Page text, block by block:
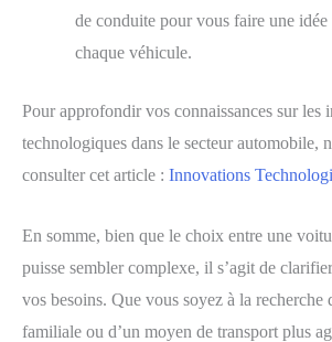
de conduite pour vous faire une idée
chaque véhicule.
Pour approfondir vos connaissances sur les
technologiques dans le secteur automobile,
consulter cet article : Innovations
En somme, bien que le choix entre une
puisse sembler complexe, il s’agit de
vos besoins. Que vous soyez à la recherche
familiale ou d’un moyen de transport plus